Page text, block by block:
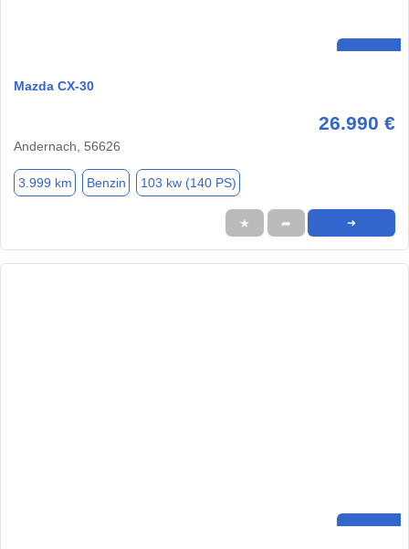
Mazda CX-30
26.990 €
Andernach, 56626
3.999 km Benzin 103 kw (140 PS)
★ ➦ ➜